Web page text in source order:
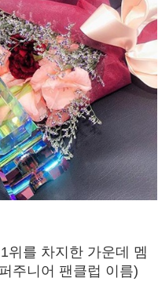
위를 차지한 가운데 멤
주니어 팬클럽 이름)